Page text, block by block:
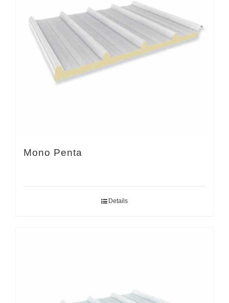
Mono Penta
Details